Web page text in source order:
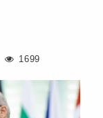
1699